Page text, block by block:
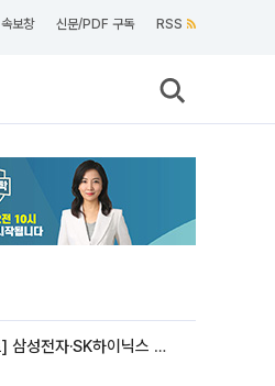
속보창 신문/PDF 구독 RSS
[베스트&워스트] 삼성전자·SK하이닉스 밀린 한 주…상상인증권은 85% 급등